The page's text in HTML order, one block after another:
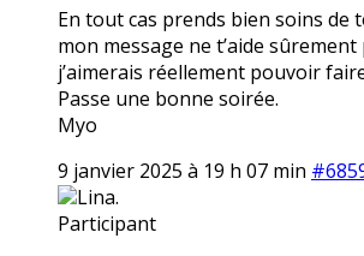
En tout cas prends bien soins de
mon message ne t’aide sûrement
j’aimerais réellement pouvoir
Passe une bonne soirée.
Myo
9 janvier 2025 à 19 h 07 min
Lina.
Participant